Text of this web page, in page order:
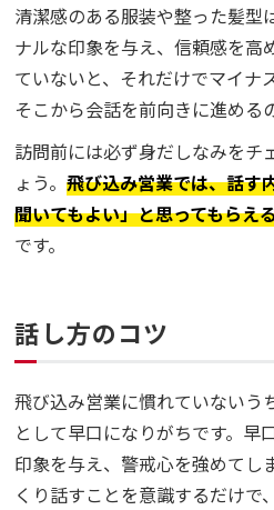
清潔感のある服装や整った髪型
ナルな印象を与え、信頼感を高
ていないと、それだけでマイナ
そこから会話を前向きに進める
訪問前には必ず身だしなみをチ
ょう。飛び込み営業では、話す
聞いてもよい」と思ってもらえ
です。
話し方のコツ
飛び込み営業に慣れていないう
として早口になりがちです。早
印象を与え、警戒心を強めてし
くり話すことを意識するだけで